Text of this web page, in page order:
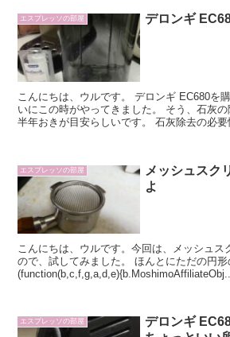
エスプレッソの部屋 デロンギ
こんにちは、ウルです。 デロンギ EC680を
いにこの時がやってきました。 そう、石灰
半年おきが目安らしいです。 石灰除去の必
エスプレッソの部屋
メッシュスク
よ
こんにちは、ウルです。今回は、メッシュス
ので、試してみました。 ほんとにただの円形の金属メッシュです。
(function(b,c,f,g,a,d,e){b.MoshimoAffiliateObj...
エスプレッソの部屋
デロンギ